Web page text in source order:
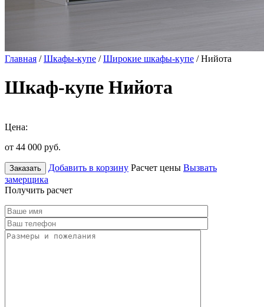
Главная /Шкафы-купе /Широкие шкафы-купе / Нийота
Шкаф-купе Нийота
Цена:
от 44 000 руб.
Заказать Добавить в корзину Расчет цены Вызвать
замерщика
Получить расчет